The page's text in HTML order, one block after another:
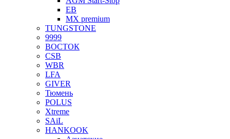
EB
MX premium
TUNGSTONE
9999
ВОСТОК
CSB
WBR
LFA
GIVER
Тюмень
POLUS
Xtreme
SAiL
HANKOOK